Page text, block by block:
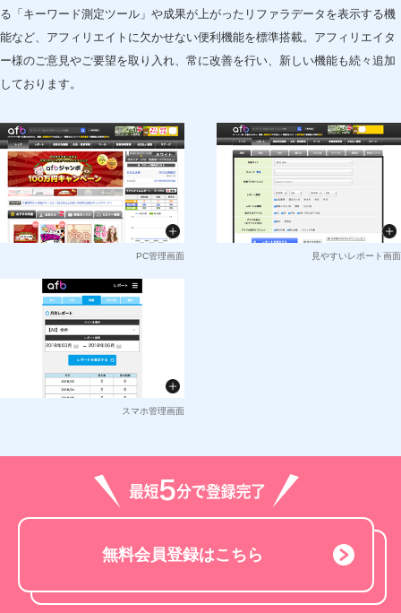
る「キーワード測定ツール」や成果が上がったリファラデータを表示する機
能など、アフィリエイトに欠かせない便利機能を標準搭載。アフィリエイタ
ー様のご意見やご要望を取り入れ、常に改善を行い、新しい機能も続々追加
しております。
PC管理画面 見やすいレポート画面
スマホ管理画面
無料会員登録はこちら